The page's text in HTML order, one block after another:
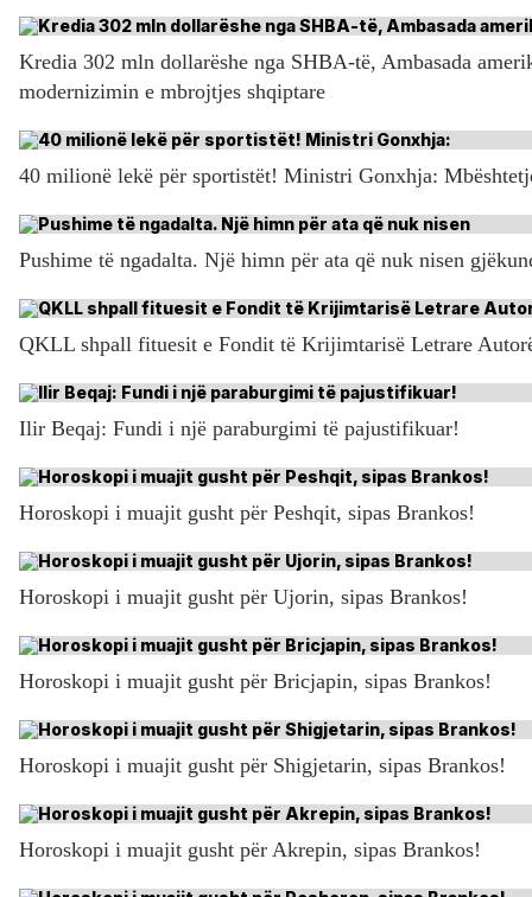
Kredia 302 mln dollarëshe nga SHBA-të, Ambasada
modernizimin e mbrojtjes shqiptare
40 milionë lekë për sportistët! Ministri Gonxhja:
Pushime të ngadalta. Një himn për ata që nuk nisen
QKLL shpall fituesit e Fondit të Krijimtarisë Letrare
Ilir Beqaj: Fundi i një paraburgimi të pajustifikuar!
Horoskopi i muajit gusht për Peshqit, sipas Brankos!
Horoskopi i muajit gusht për Ujorin, sipas Brankos!
Horoskopi i muajit gusht për Bricjapin, sipas Brankos!
Horoskopi i muajit gusht për Shigjetarin, sipas Brankos!
Horoskopi i muajit gusht për Akrepin, sipas Brankos!